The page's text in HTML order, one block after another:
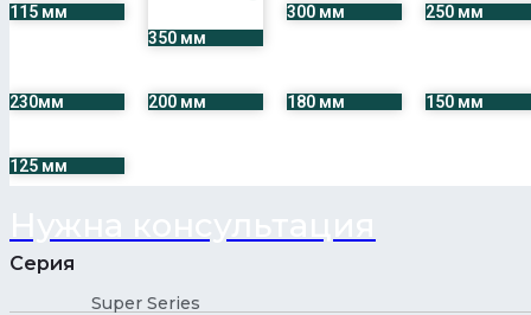
115 мм
350 мм
300 мм 250 мм
230мм 200 мм 180 мм 150 мм
125 мм
Серия
Super Series